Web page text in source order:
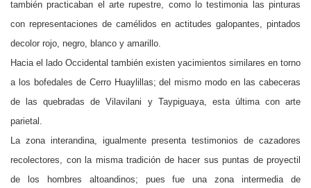
también practicaban el arte rupestre, como lo testimonia las pinturas
con representaciones de camélidos en actitudes galopantes, pintados
decolor rojo, negro, blanco y amarillo.
Hacia el lado Occidental también existen yacimientos similares en torno
a los bofedales de Cerro Huaylillas; del mismo modo en las cabeceras
de las quebradas de Vilavilani y Taypiguaya, esta última con arte
parietal.
La zona interandina, igualmente presenta testimonios de cazadores
recolectores, con la misma tradición de hacer sus puntas de proyectil
de los hombres altoandinos; pues fue una zona intermedia de